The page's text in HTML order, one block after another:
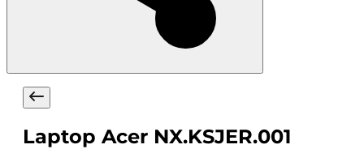
Laptop Acer NX.KSJER.001